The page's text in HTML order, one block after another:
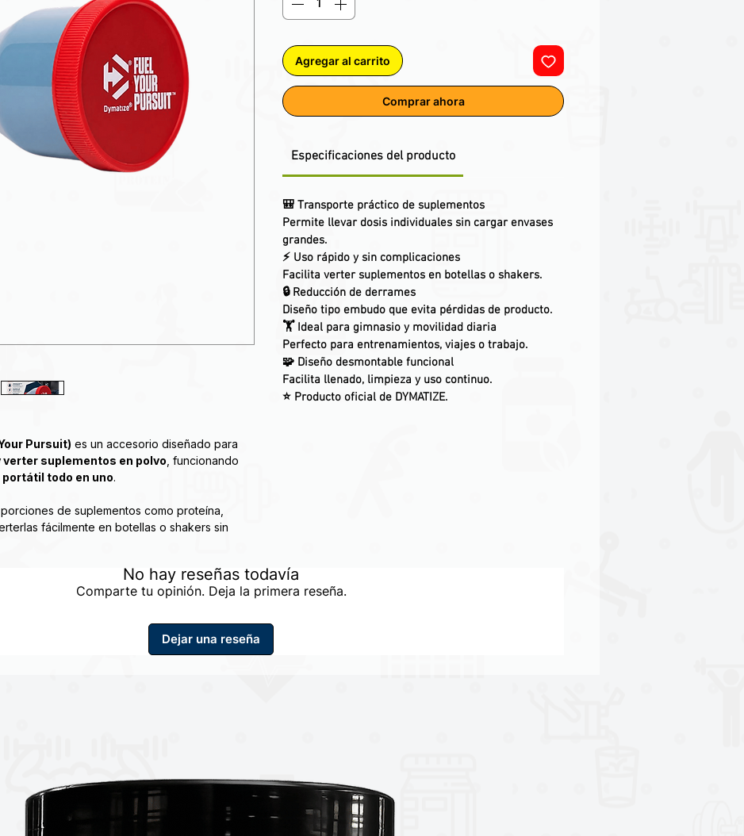
Pursuit) es un accesorio diseñado para
suplementos en polvo , funcionando
todo en uno.
de suplementos como proteína,
fácilmente en botellas o shakers sin
desmontable (parte superior e inferior)que
del contenido, optimizando su uso en
utilizado en el entorno fitness, ya
Agregar al carrito
Comprar ahora
Especificaciones del producto
🎒 Transporte práctico de suplementos
Permite llevar dosis individuales sin cargar envases
grandes.
⚡ Uso rápido y sin complicaciones
Facilita verter suplementos en botellas o shakers.
🔒 Reducción de derrames
Diseño tipo embudo que evita pérdidas de producto.
🏋️ Ideal para gimnasio y movilidad diaria
Perfecto para entrenamientos, viajes o trabajo.
🧩 Diseño desmontable funcional
Facilita llenado, limpieza y uso continuo.
⭐ Producto oficial de DYMATIZE.
No hay reseñas todavía
Comparte tu opinión. Deja la primera reseña.
Dejar una reseña